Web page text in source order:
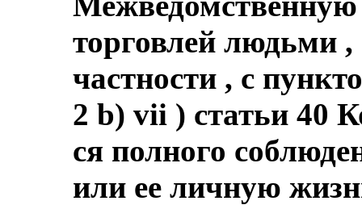
торговлей людьми ,
частности , с
2 b) vii ) статьи 40
ся полного
или ее личную